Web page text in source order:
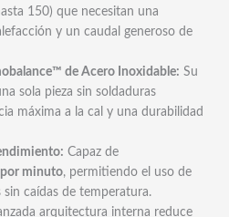
150) que necesitan una
y un caudal generoso de
de Acero Inoxidable: Su
sola pieza sin soldaduras
máxima a la cal y una durabilidad
Capaz de
minuto, permitiendo el uso de
caídas de temperatura.
arquitectura interna reduce